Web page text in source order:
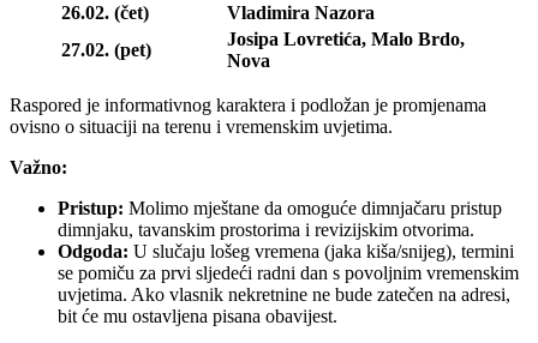
26.02. (čet)
Vladimira Nazora
27.02. (pet)
Josipa Lovretića, Malo Brdo,
Nova
Raspored je informativnog karaktera i podložan je promjenama
ovisno o situaciji na terenu i vremenskim uvjetima.
Važno:
Pristup: Molimo mještane da omoguće dimnjačaru pristup
dimnjaku, tavanskim prostorima i revizijskim otvorima.
Odgoda: U slučaju lošeg vremena (jaka kiša/snijeg), termini
se pomiču za prvi sljedeći radni dan s povoljnim vremenskim
uvjetima. Ako vlasnik nekretnine ne bude zatečen na adresi,
bit će mu ostavljena pisana obavijest.